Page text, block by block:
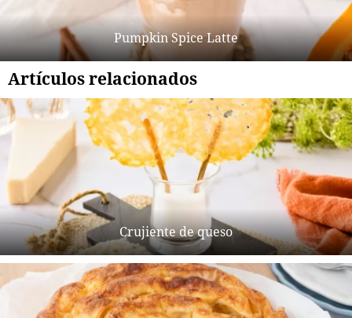
Pumpkin Spice Latte
Artículos relacionados
Crujiente de queso